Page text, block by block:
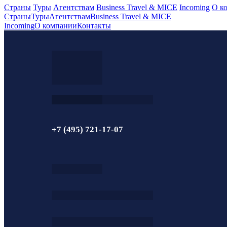
Страны Туры Агентствам Business Travel & MICE Incoming О
СтраныТурыАгентствамBusiness Travel & MICE
IncomingО компанииКонтакты
+7 (495) 721-17-07